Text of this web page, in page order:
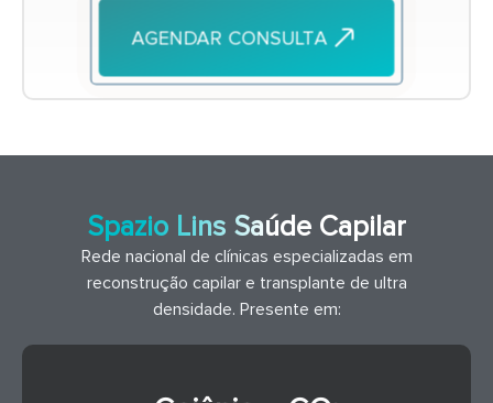
AGENDAR CONSULTA
Spazio Lins Saúde Capilar
Rede nacional de clínicas especializadas em
reconstrução capilar e transplante de ultra
densidade. Presente em: